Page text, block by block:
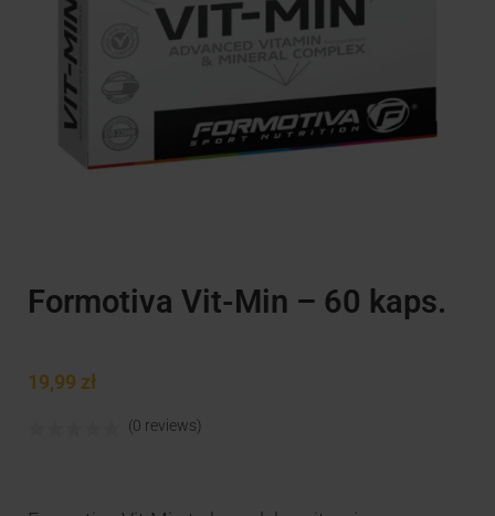
Formotiva Vit-Min – 60 kaps.
19,99 zł
(0 reviews)